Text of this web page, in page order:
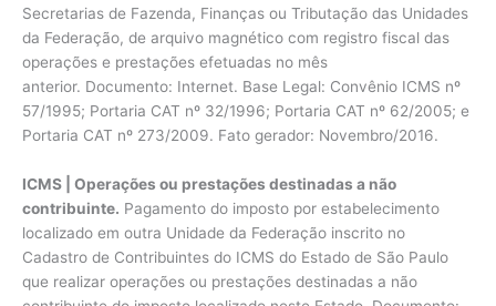
Secretarias de Fazenda, Finanças ou Tributação das Unidades
da Federação, de arquivo magnético com registro fiscal das
operações e prestações efetuadas no mês
anterior. Documento: Internet. Base Legal: Convênio ICMS nº
57/1995; Portaria CAT nº 32/1996; Portaria CAT nº 62/2005; e
Portaria CAT nº 273/2009. Fato gerador: Novembro/2016.
ICMS | Operações ou prestações destinadas a não
contribuinte. Pagamento do imposto por estabelecimento
localizado em outra Unidade da Federação inscrito no
Cadastro de Contribuintes do ICMS do Estado de São Paulo
que realizar operações ou prestações destinadas a não